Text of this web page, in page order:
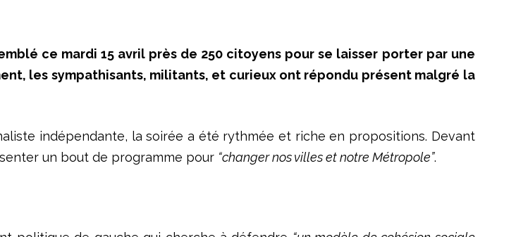
ce mardi 15 avril près de 250 citoyens pour se laisser porter par une
les sympathisants, militants, et curieux ont répondu présent malgré la
indépendante, la soirée a été rythmée et riche en propositions. Devant
un bout de programme pour “changer nos villes et notre Métropole”.